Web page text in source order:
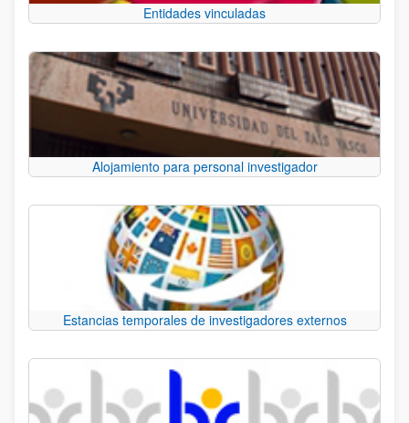
Entidades vinculadas
Alojamiento para personal investigador
Estancias temporales de investigadores externos